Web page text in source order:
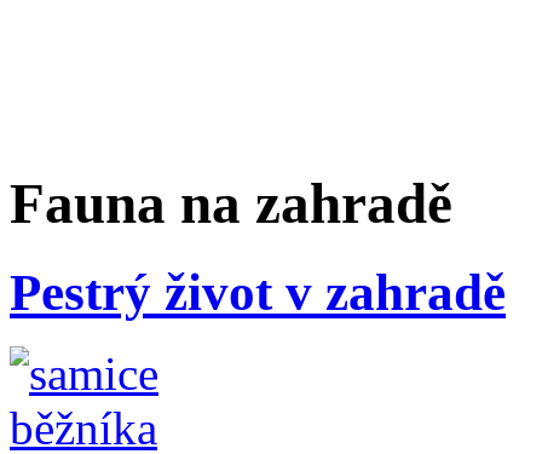
Fauna na zahradě
Pestrý život v zahradě